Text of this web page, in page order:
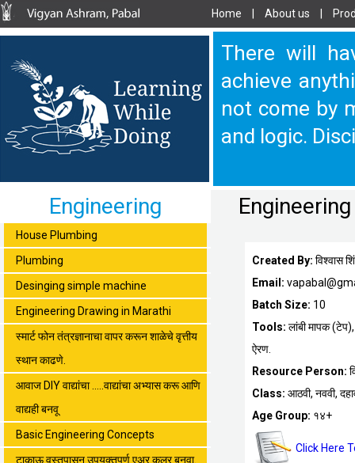
Home About us
There will
achieve
not come by
and logic.
Engineering
House Plumbing
Plumbing
Desinging simple machine
Engineering Drawing in Marathi
स्मार्ट फोन तंत्रज्ञानाचा वापर करून शाळेचे वृत्तीय
स्थान काढणे.
आवाज DIY वाद्यांचा .....वाद्यांचा अभ्यास करू आणि
वाद्यही बनवू
Basic Engineering Concepts
टाकाऊ वस्तूपासून उपयुक्तपूर्ण एअर कूलर बनवा.
Created By: विश्वास
Email:
Batch Size: 10
Tools: लांबी मापक
ऐरण.
Resource Person:
Class: आठवी, नववी,
Age Group: १४+
Click Here